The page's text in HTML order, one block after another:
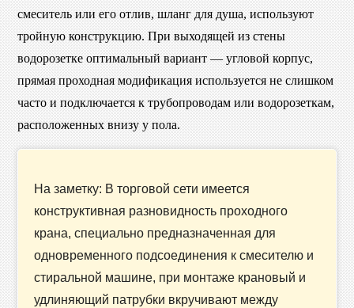
смеситель или его отлив, шланг для душа, используют
тройную конструкцию. При выходящей из стены
водорозетке оптимальный вариант — угловой корпус,
прямая проходная модификация используется не слишком
часто и подключается к трубопроводам или водорозеткам,
расположенных внизу у пола.
На заметку: В торговой сети имеется
конструктивная разновидность проходного
крана, специально предназначенная для
одновременного подсоединения к смесителю и
стиральной машине, при монтаже крановый и
удлиняющий патрубки вкручивают между